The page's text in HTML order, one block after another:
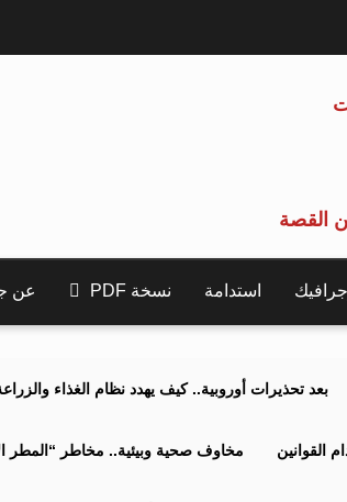
القصة
استدامة نسخة PDF عن
بعد تحذيرات أوروبية.. كيف يهدد نظام الغذاء والزراعة أهداف
مخاوف صحية وبيئية.. مخاطر “المطر القوانين